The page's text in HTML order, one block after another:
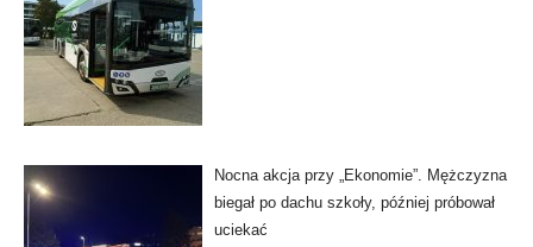
Nocna akcja przy „Ekonomie”. Mężczyzna
biegał po dachu szkoły, później próbował
uciekać